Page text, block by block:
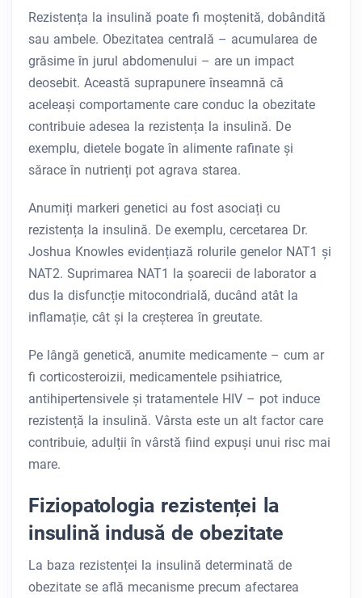
Rezistența la insulină poate fi moștenită, dobândită
sau ambele. Obezitatea centrală – acumularea de
grăsime în jurul abdomenului – are un impact
deosebit. Această suprapunere înseamnă că
aceleași comportamente care conduc la obezitate
contribuie adesea la rezistența la insulină. De
exemplu, dietele bogate în alimente rafinate și
sărace în nutrienți pot agrava starea.
Anumiți markeri genetici au fost asociați cu
rezistența la insulină. De exemplu, cercetarea Dr.
Joshua Knowles evidențiază rolurile genelor NAT1 și
NAT2. Suprimarea NAT1 la șoarecii de laborator a
dus la disfuncție mitocondrială, ducând atât la
inflamație, cât și la creșterea în greutate.
Pe lângă genetică, anumite medicamente – cum ar
fi corticosteroizii, medicamentele psihiatrice,
antihipertensivele și tratamentele HIV – pot induce
rezistență la insulină. Vârsta este un alt factor care
contribuie, adulții în vârstă fiind expuși unui risc mai
mare.
Fiziopatologia rezistenței la
insulină indusă de obezitate
La baza rezistenței la insulină determinată de
obezitate se află mecanisme precum afectarea